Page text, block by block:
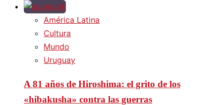
América Latina
Cultura
Mundo
Uruguay
A 81 años de Hiroshima: el grito de los
«hibakusha» contra las guerras